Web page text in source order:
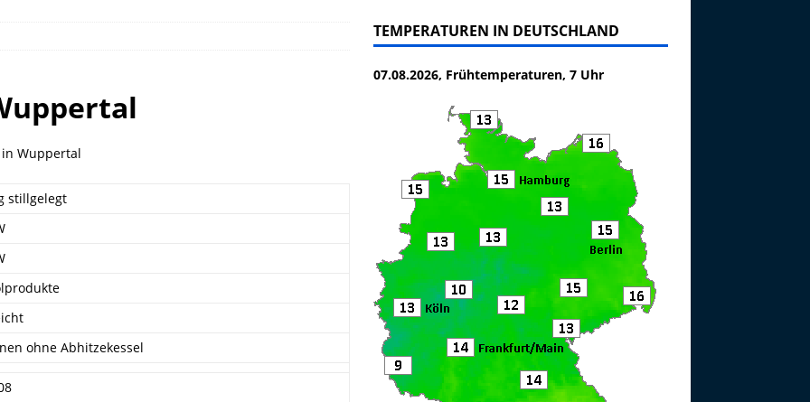
Wuppertal
stillgelegt
ohne Abhitzekessel
TEMPERATUREN IN DEUTSCHLAND
07.08.2026, Frühtemperaturen, 7 Uhr